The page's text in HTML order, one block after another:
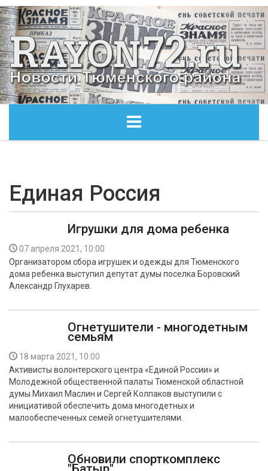
ОБЩЕСТВО
ЭКОНОМИКА
КУЛЬТУРА
БЕЗОПАСНОСТЬ
Единая Россия
Игрушки для дома ребенка
07 апреля 2021, 10:00
Организатором сбора игрушек и одежды для Тюменского
дома ребенка выступил депутат думы поселка Боровский
Александр Глухарев.
Огнетушители - многодетным
семьям
18 марта 2021, 10:00
Активисты волонтерского центра «Единой России» и
Молодежной общественной палаты Тюменской областной
думы Михаил Маслин и Сергей Колпаков выступили с
инициативой обеспечить дома многодетных и
малообеспеченных семей огнетушителями.
Обновили спорткомплекс